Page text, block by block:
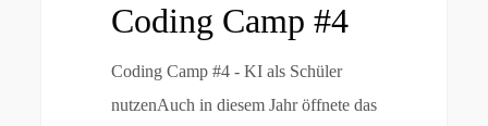
Coding Camp #4
Coding Camp #4 - KI als Schüler
nutzenAuch in diesem Jahr öffnete das